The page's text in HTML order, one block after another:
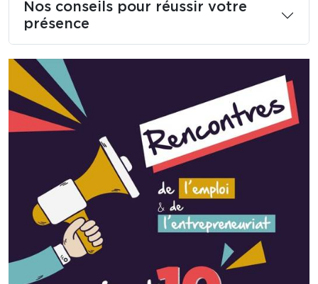
Nos conseils pour réussir votre
présence